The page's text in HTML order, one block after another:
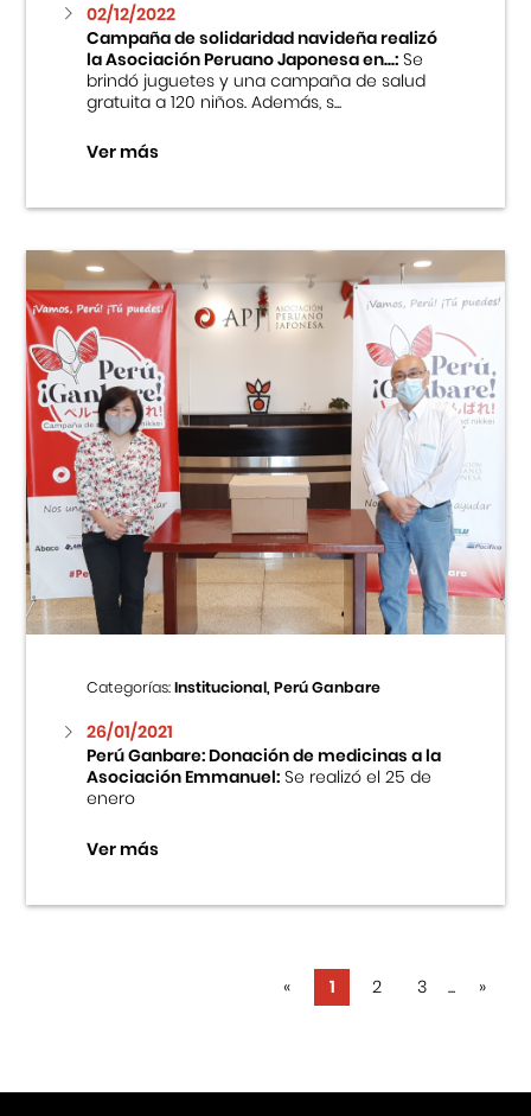
02/12/2022
Campaña de solidaridad navideña realizó
la Asociación Peruano Japonesa en...:Se
brindó juguetes y una campaña de salud
gratuita a 120 niños. Además, s...
Ver más
Categorías:Institucional, Perú Ganbare
26/01/2021
Perú Ganbare: Donación de medicinas a la
Asociación Emmanuel:Se realizó el 25 de
enero
Ver más
« 1 2 3 ... »